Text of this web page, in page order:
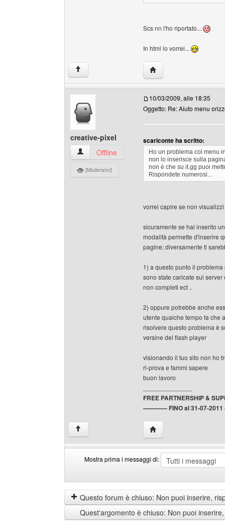
Scs nn l'ho riportato...
In html lo vorrei...
↑ HomePage: auto-
creative-pixel
creative-pixel Profilo
Offline
[Moderator]
10/03/2009, alle 18:35
Oggetto: Re: Aiuto menu
scariconte ha scritto:
Ho un problema col menu
non lo inserisce sulla
non è che su it.gg puoi
Rispondete numerosi...
vorrei capire se non
sicuramente se hai inserito
modalità permette d'inserire
pagine; diversamente ti
1) a questo punto il
sono state caricate sul
non completi ect ..
2) oppure potrebbe anche
utente qualche tempo fa che
risolvere questo problema è
versine del flash player
visionando il tuo sito non ho
ri-prova e fammi sapere
buon lavoro
FREE PARTNERSHIP &
------------ FINO al 31-07-2011
↑ HomePage: creative-
Mostra prima i messaggi di:
prima
i
messaggi
di
by
Questo forum è chiuso: Non puoi inserire,
Quest'argomento è chiuso: Non puoi